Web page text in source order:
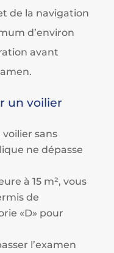
de la navigation
d’environ
avant
un voilier
sans
ne dépasse
à 15 m², vous
de
«D» pour
l’examen